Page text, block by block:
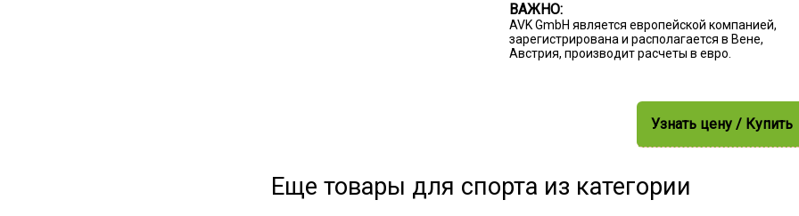
ВАЖНО:
AVK GmbH является европейской компанией,
зарегистрирована и располагается в Вене,
Австрия, производит расчеты в евро.
Узнать цену / Купить
Еще товары для спорта из категории